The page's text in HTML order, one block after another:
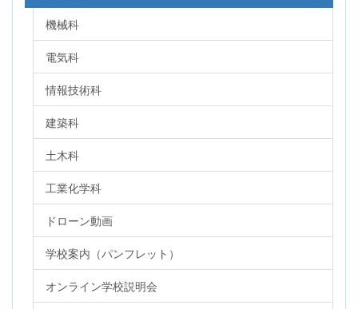
機械科
電気科
情報技術科
建築科
土木科
工業化学科
ドローン動画
学校案内（パンフレット）
オンライン学校説明会